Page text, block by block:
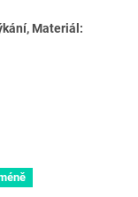
Materiál: